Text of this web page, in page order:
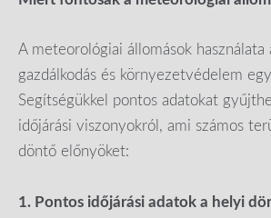
A meteorológiai állomások használata
gazdálkodás és környezetvédelem
Segítségükkel pontos adatokat
időjárási viszonyokról, ami számos
döntő előnyöket:
1. Pontos időjárási adatok a helyi